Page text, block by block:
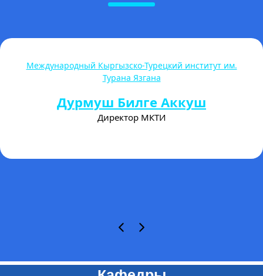
Международный Кыргызско-Турецкий институт им.
Турана Язгана
Дурмуш Билге Аккуш
Директор МКТИ